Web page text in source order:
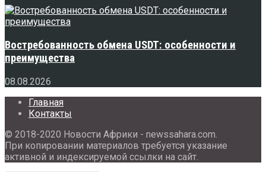
Востребованность обмена USDT: особенности и
преимущества
08.08.2026
Главная
Контакты
© 2018-2020 Новости Африки - newssahara.com.
При копировании материалов требуется указание
активной и индексируемой ссылки на сайт.